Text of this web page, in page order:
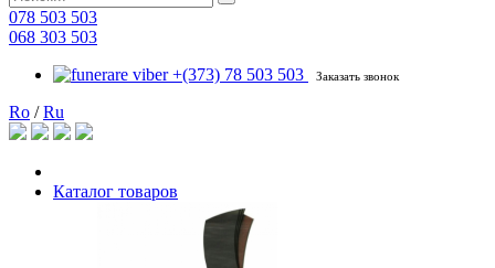
078 503 503
068 303 503
+(373) 78 503 503
Заказать звонок
Ro /Ru
Каталог товаров